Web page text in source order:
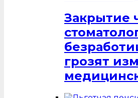
Закрытие
грозят